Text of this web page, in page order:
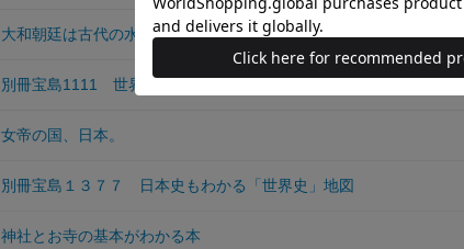
大和朝廷は古代の水軍がつくった！
別冊宝島1111 世界地図なら日本史と世界史がひと目でわかる！
女帝の国、日本。
別冊宝島１３７７ 日本史もわかる「世界史」地図
神社とお寺の基本がわかる本